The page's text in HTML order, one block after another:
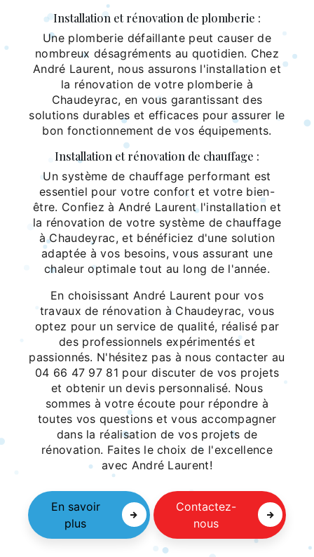
Installation et rénovation de plomberie :
Une plomberie défaillante peut causer de
nombreux désagréments au quotidien. Chez
André Laurent, nous assurons l'installation et
la rénovation de votre plomberie à
Chaudeyrac, en vous garantissant des
solutions durables et efficaces pour assurer le
bon fonctionnement de vos équipements.
Installation et rénovation de chauffage :
Un système de chauffage performant est
essentiel pour votre confort et votre bien-
être. Confiez à André Laurent l'installation et
la rénovation de votre système de chauffage
à Chaudeyrac, et bénéficiez d'une solution
adaptée à vos besoins, vous assurant une
chaleur optimale tout au long de l'année.
En choisissant André Laurent pour vos
travaux de rénovation à Chaudeyrac, vous
optez pour un service de qualité, réalisé par
des professionnels expérimentés et
passionnés. N'hésitez pas à nous contacter au
04 66 47 97 81 pour discuter de vos projets
et obtenir un devis personnalisé. Nous
sommes à votre écoute pour répondre à
toutes vos questions et vous accompagner
dans la réalisation de vos projets de
rénovation. Faites le choix de l'excellence
avec André Laurent!
En savoir
plus
Contactez-
nous